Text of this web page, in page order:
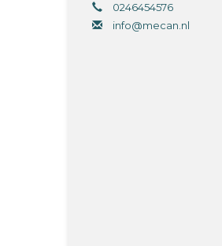
0246454576
info@mecan.nl